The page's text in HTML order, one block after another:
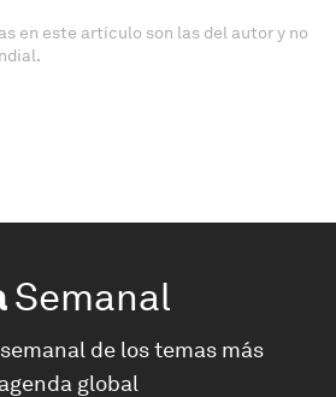
en este artículo son las del autor y no
Semanal
de los temas más
global